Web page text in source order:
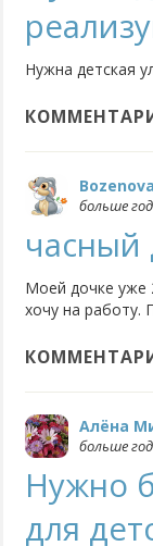
Нужна детская
Bozenova
больше
часный
Моей дочке уже
хочу на работу.
Алёна
больше
Нужно
для